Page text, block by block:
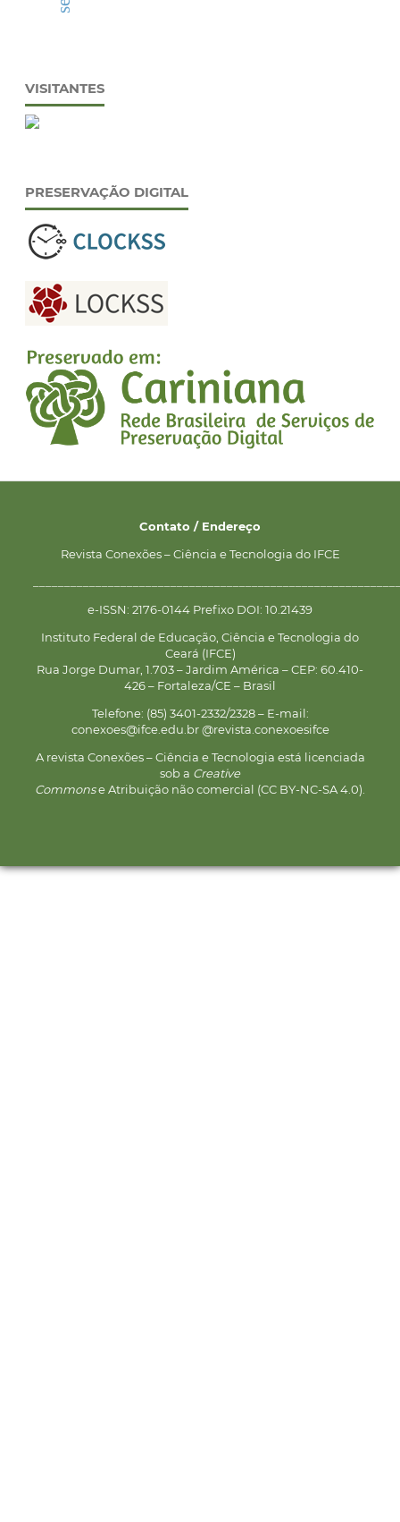
VISITANTES
PRESERVAÇÃO DIGITAL
Contato / Endereço
Revista Conexões – Ciência e Tecnologia do IFCE
e-ISSN: 2176-0144 Prefixo DOI: 10.21439
Instituto Federal de Educação, Ciência e Tecnologia do
Ceará (IFCE)
Rua Jorge Dumar, 1.703 – Jardim América – CEP: 60.410-
426 – Fortaleza/CE – Brasil
Telefone: (85) 3401-2332/2328 – E-mail:
conexoes@ifce.edu.br @revista.conexoesifce
A revista Conexões – Ciência e Tecnologia está licenciada
sob a Creative
Commonse Atribuição não comercial (CC BY-NC-SA 4.0).